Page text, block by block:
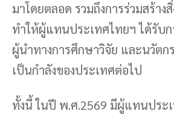
มาโดยตลอด รวมถึงการร่วมสร้าง
ทำให้ผู้แทนประเทศไทยฯ ได้รับ
ผู้นำทางการศึกษาวิจัย และนวัต
เป็นกำลังของประเทศต่อไป
ทั้งนี้ ในปี พ.ศ.2569 มีผู้แทนประ